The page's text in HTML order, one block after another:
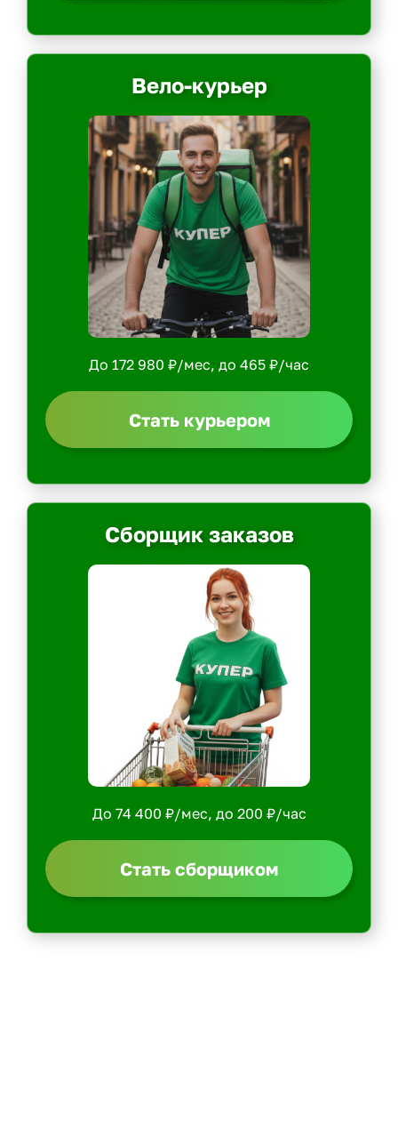
Вело-курьер
До 172 980 ₽/мес, до 465 ₽/час
Стать курьером
Сборщик заказов
До 74 400 ₽/мес, до 200 ₽/час
Стать сборщиком